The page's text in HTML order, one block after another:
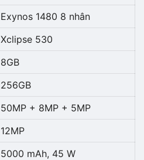
Exynos 1480 8 nhân
Xclipse 530
8GB
256GB
50MP + 8MP + 5MP
12MP
5000 mAh, 45 W